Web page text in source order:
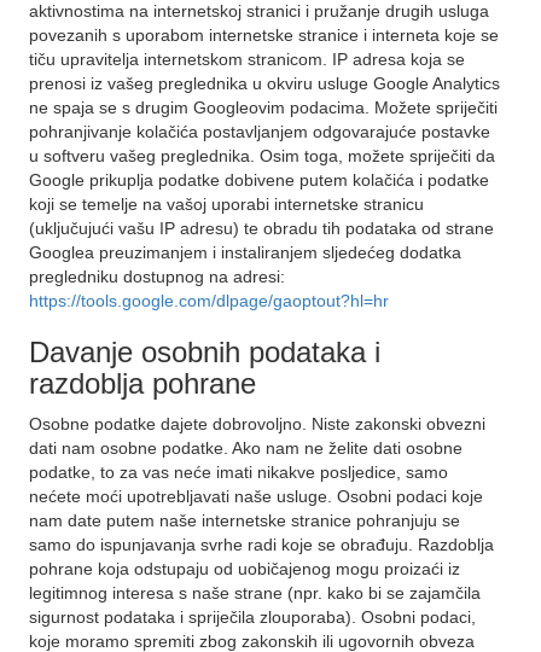
aktivnostima na internetskoj stranici i pružanje drugih usluga
povezanih s uporabom internetske stranice i interneta koje se
tiču upravitelja internetskom stranicom. IP adresa koja se
prenosi iz vašeg preglednika u okviru usluge Google Analytics
ne spaja se s drugim Googleovim podacima. Možete spriječiti
pohranjivanje kolačića postavljanjem odgovarajuće postavke
u softveru vašeg preglednika. Osim toga, možete spriječiti da
Google prikuplja podatke dobivene putem kolačića i podatke
koji se temelje na vašoj uporabi internetske stranicu
(uključujući vašu IP adresu) te obradu tih podataka od strane
Googlea preuzimanjem i instaliranjem sljedećeg dodatka
pregledniku dostupnog na adresi:
https://tools.google.com/dlpage/gaoptout?hl=hr
Davanje osobnih podataka i
razdoblja pohrane
Osobne podatke dajete dobrovoljno. Niste zakonski obvezni
dati nam osobne podatke. Ako nam ne želite dati osobne
podatke, to za vas neće imati nikakve posljedice, samo
nećete moći upotrebljavati naše usluge. Osobni podaci koje
nam date putem naše internetske stranice pohranjuju se
samo do ispunjavanja svrhe radi koje se obrađuju. Razdoblja
pohrane koja odstupaju od uobičajenog mogu proizaći iz
legitimnog interesa s naše strane (npr. kako bi se zajamčila
sigurnost podataka i spriječila zlouporaba). Osobni podaci,
koje moramo spremiti zbog zakonskih ili ugovornih obveza